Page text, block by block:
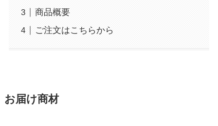
商品概要
ご注文はこちらから
お届け商材